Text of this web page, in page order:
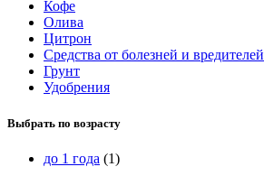
Кофе
Олива
Цитрон
Средства от болезней и вредителей
Грунт
Удобрения
Выбрать по возрасту
до 1 года (1)